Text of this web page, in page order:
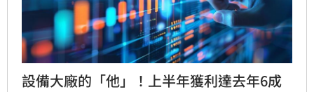
設備大廠的「他」！上半年獲利達去年6成